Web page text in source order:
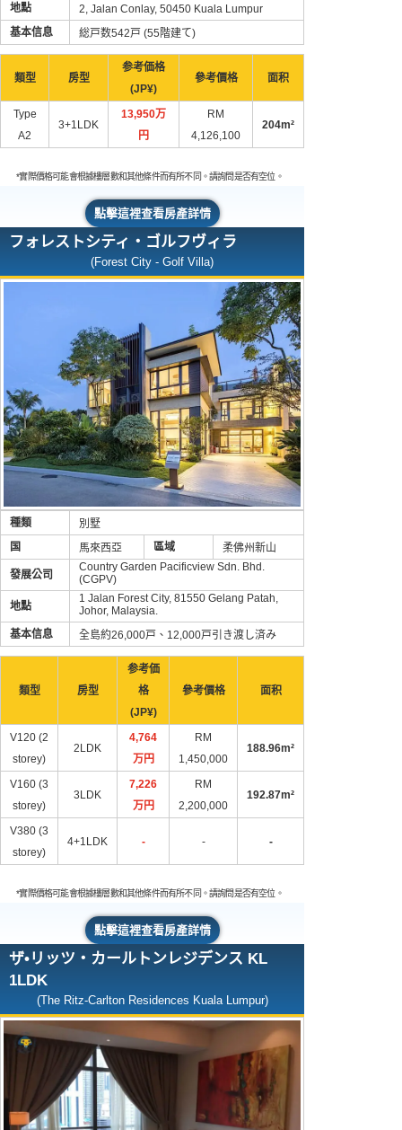
地點
2, Jalan Conlay, 50450 Kuala Lumpur
基本信息
総戸数542戸 (55階建て)
類型 房型
参考価格
(JP¥)
參考價格 面积
Type
A2
3+1LDK
13,950万
円
RM
4,126,100
204m²
*實際價格可能會根據樓層數和其他條件而有所不同。請詢問是否有空位。
點擊這裡查看房產詳情
フォレストシティ・ゴルフヴィラ
(Forest City - Golf Villa)
種類
別墅
国
馬來西亞 區域 柔佛州新山
發展公司
Country Garden Pacificview Sdn. Bhd.
(CGPV)
地點
1 Jalan Forest City, 81550 Gelang Patah,
Johor, Malaysia.
基本信息
全島約26,000戸、12,000戸引き渡し済み
類型 房型
参考価
格
(JP¥)
參考價格 面积
V120 (2
storey)
2LDK
4,764
万円​
RM
1,450,000
188.96m²
V160 (3
storey)
3LDK
7,226
万円​
RM
2,200,000
192.87m²
V380 (3
storey)
4+1LDK - - -
*實際價格可能會根據樓層數和其他條件而有所不同。請詢問是否有空位。
點擊這裡查看房產詳情
ザ•リッツ・カールトンレジデンス KL
1LDK
(The Ritz-Carlton Residences Kuala Lumpur)